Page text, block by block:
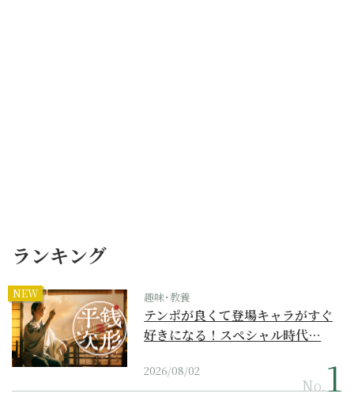
ランキング
NEW 趣味･教養
テンポが良くて登場キャラがすぐ
好きになる！スペシャル時代…
2026/08/02
No.